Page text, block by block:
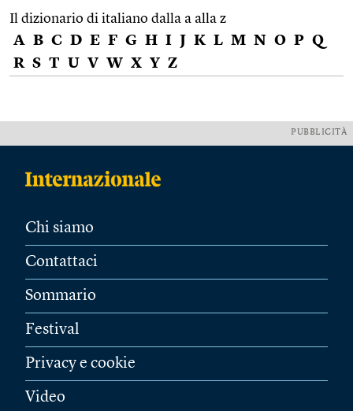
Il dizionario di italiano dalla a alla z
A B C D E F G H I J K L M N O P Q
R S T U V W X Y Z
PUBBLICITÀ
Chi siamo
Contattaci
Sommario
Festival
Privacy e cookie
Video